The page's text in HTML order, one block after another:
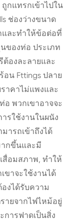
กแทรกเข้าไปใน
ช่องว่างขนาด
และทำให้ข้อต่อที่
ของท่อ ประเภท
องละลายและ
น Fttings ปลาย
าคาไม่แพงและ
พวกเขาอาจจะ
รใช้งานในผนัง
ารถเข้าถึงได้
กขึ้นและมี
สื่อมสภาพ, ทำให้
ขาจะใช้งานได้
งได้รับความ
ายจากไฟไหม้อยู่
การฟาดเป็นสิ่ง